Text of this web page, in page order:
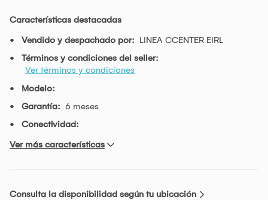
Características destacadas
Vendido y despachado por: LINEA CCENTER EIRL
Términos y condiciones del seller:
Ver términos y condiciones
Modelo:
Garantía: 6 meses
Conectividad:
Ver más características
Consulta la disponibilidad según tu ubicación